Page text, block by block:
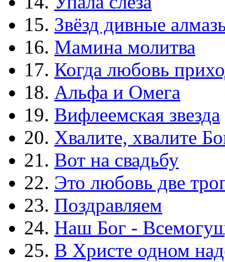
15. Звёзд дивные
16. Мамина молитва
17. Когда любовь
18. Альфа и Омега
19. Вифлеемская звезда
20. Хвалите, хвалите
21. Вот на свадьбу
22. Это любовь две
23. Поздравляем
24. Наш Бог -
25. В Христе одном